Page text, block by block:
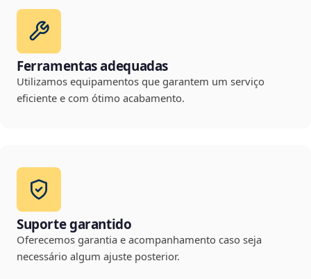
Ferramentas adequadas
Utilizamos equipamentos que garantem um serviço
eficiente e com ótimo acabamento.
Suporte garantido
Oferecemos garantia e acompanhamento caso seja
necessário algum ajuste posterior.